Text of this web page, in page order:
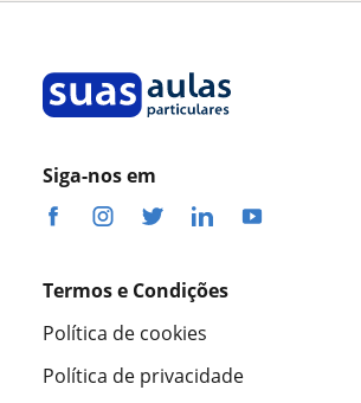
Siga-nos em
Termos e Condições
Política de cookies
Política de privacidade